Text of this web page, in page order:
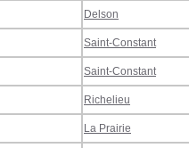
Delson
Saint-Constant
Saint-Constant
Richelieu
La Prairie